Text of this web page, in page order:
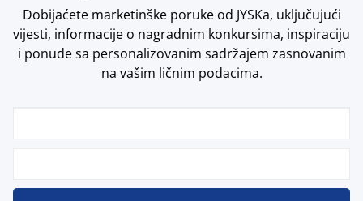
Dobijaćete marketinške poruke od JYSKa, uključujući
vijesti, informacije o nagradnim konkursima, inspiraciju
i ponude sa personalizovanim sadržajem zasnovanim
na vašim ličnim podacima.